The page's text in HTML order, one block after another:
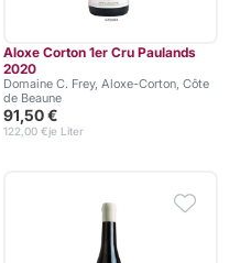
Aloxe Corton 1er Cru Paulands
2020
Domaine C. Frey, Aloxe-Corton, Côte
de Beaune
91,50 €
je Liter
122,00 €